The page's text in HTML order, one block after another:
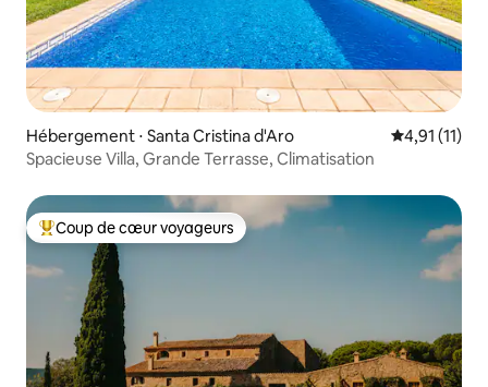
Hébergement ⋅ Santa Cristina d'Aro Évaluation
4,91 (11)
Spacieuse Villa, Grande Terrasse, Climatisation
Coups de cœur voyageurs les plus appréciés
Coup de cœur voyageurs